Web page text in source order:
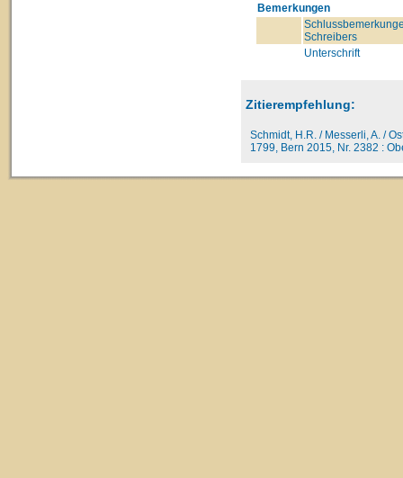
Bemerkungen
Schreibers
Unterschrift
Zitierempfehlung:
Schmidt, H.R. / Messerli, A. /
1799, Bern 2015, Nr. 2382 :